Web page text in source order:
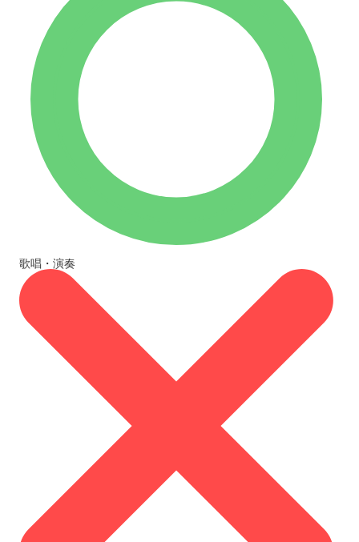
歌唱・演奏